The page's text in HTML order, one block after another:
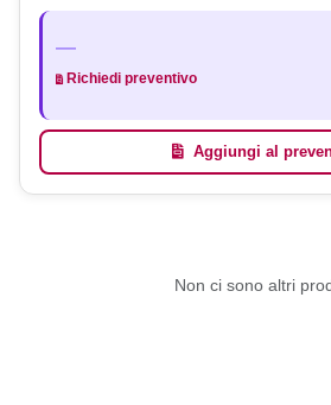
—
Richiedi preventivo
Aggiungi al
Non ci sono altri